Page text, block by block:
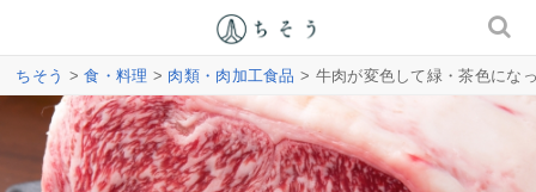
ちそう >食・料理 > 肉類・肉加工食品 > 牛肉が変色して緑・茶色にな